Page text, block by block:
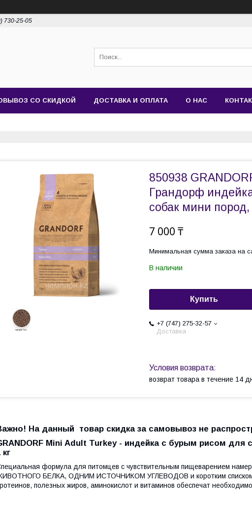
730-25-05
СО СКИДКОЙ ДОСТАВКА И ОПЛАТА О НАС
850938
Грандорф
собак мини пород,
7 000 ₸
Минимальная сумма заказа на
В наличии
Купить
+7 (747) 275-32-57
Доставка
возврат товара в течение 14
На данный товар скидка за самовывоз не
Mini Adult Turkey - индейка с бурым рисом для
кг
формула для питомцев с чувствительным пищеварением
БЕЛКА, ОДНИМ ИСТОЧНИКОМ УГЛЕВОДОВ и коротким списком
полезных жиров, аминокислот и витаминов обеспечат